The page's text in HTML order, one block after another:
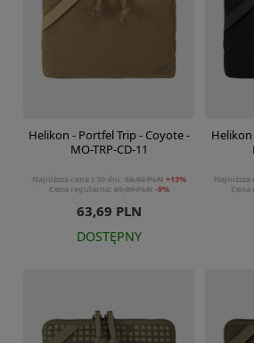
Helikon - Portfel Trip - Coyote -
MO-TRP-CD-11
63,69 PLN
Najniższa cena z 30 dni: 55,92 PLN +13%
Cena regularna: 69,99 PLN -9%
DOSTĘPNY
Helikon
Najniższa